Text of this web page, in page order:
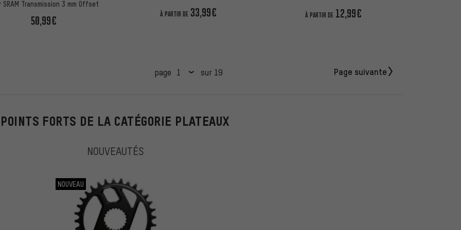
SRAM Transmission 3 mm Offset
50,99€ À PARTIR DE 33,99€ À PARTIR DE 12,99€
page sur 19 Page suivante
POINTS FORTS DE LA CATÉGORIE PLATEAUX
NOUVEAUTÉS
NOUVEAU